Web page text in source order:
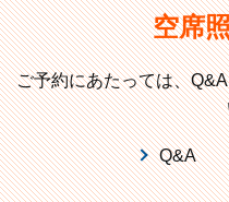
空席
ご予約にあたっては、
Q&A